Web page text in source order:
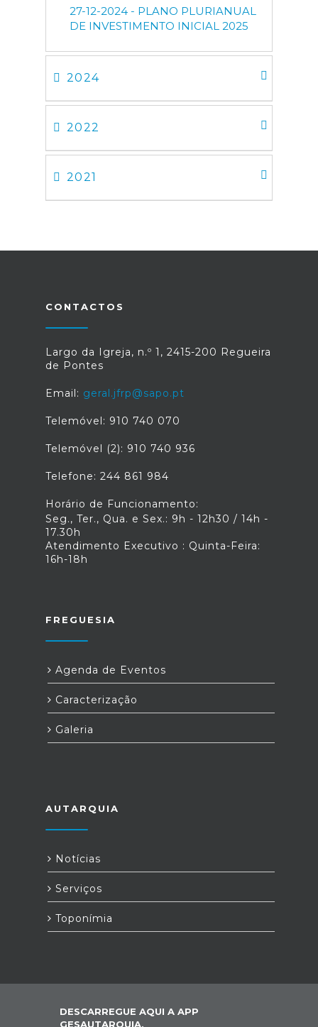
27-12-2024 - PLANO PLURIANUAL
DE INVESTIMENTO INICIAL 2025
2024
2022
2021
CONTACTOS
Largo da Igreja, n.º 1, 2415-200 Regueira
de Pontes
Email: geral.jfrp@sapo.pt
Telemóvel: 910 740 070
Telemóvel (2): 910 740 936
Telefone: 244 861 984
Horário de Funcionamento:
Seg., Ter., Qua. e Sex.: 9h - 12h30 / 14h -
17.30h
Atendimento Executivo : Quinta-Feira:
16h-18h
FREGUESIA
Agenda de Eventos
Caracterização
Galeria
AUTARQUIA
Notícias
Serviços
Toponímia
DESCARREGUE AQUI A APP
GESAUTARQUIA,